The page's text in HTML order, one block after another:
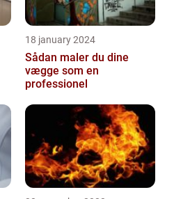
18 january 2024
Sådan maler du dine
vægge som en
professionel